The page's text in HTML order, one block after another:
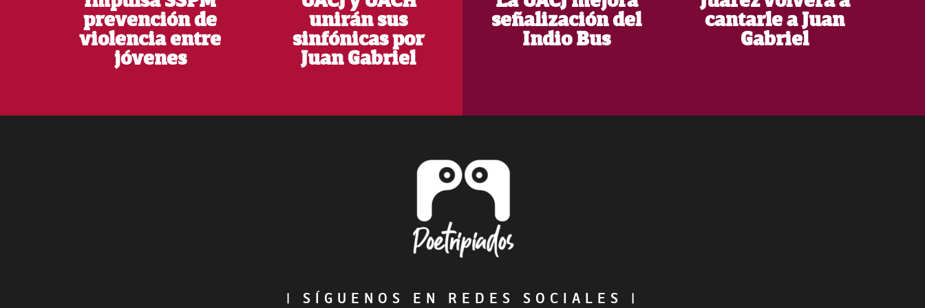
prevención de
violencia entre
jóvenes
unirán sus
sinfónicas por
Juan Gabriel
señalización del
Indio Bus
cantarle a Juan
Gabriel
| SÍGUENOS EN REDES SOCIALES |